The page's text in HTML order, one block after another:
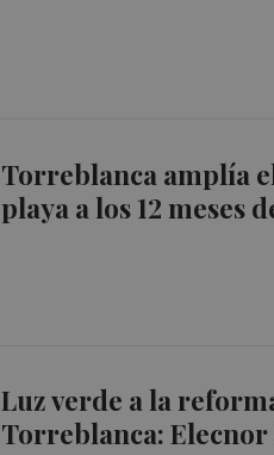
Torreblanca amplía
playa a los 12 meses
Luz verde a la
Torreblanca: